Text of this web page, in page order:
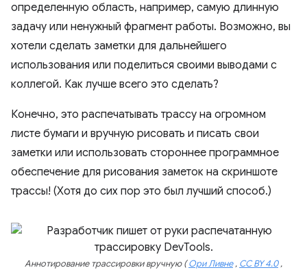
определенную область, например, самую длинную
задачу или ненужный фрагмент работы. Возможно, вы
хотели сделать заметки для дальнейшего
использования или поделиться своими выводами с
коллегой. Как лучше всего это сделать?
Конечно, это распечатывать трассу на огромном
листе бумаги и вручную рисовать и писать свои
заметки или использовать стороннее программное
обеспечение для рисования заметок на скриншоте
трассы! (Хотя до сих пор это был лучший способ.)
Аннотирование трассировки вручную (Ори Ливне, CC BY 4.0,